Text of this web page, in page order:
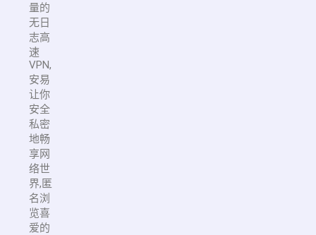
量的
无日
志高
速
VPN,
安易
让你
安全
私密
地畅
享网
络世
界,匿
名浏
览喜
爱的